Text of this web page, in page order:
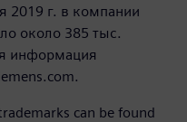
2019 г. в компании
около 385 тыс.
информация
can be found